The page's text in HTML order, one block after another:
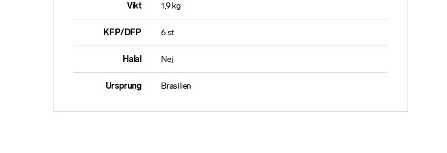
Vikt 1,9 kg
KFP/DFP 6 st
Halal Nej
Ursprung Brasilien